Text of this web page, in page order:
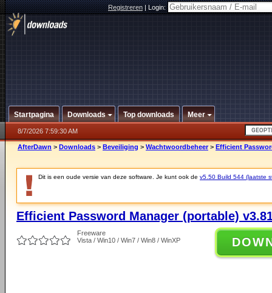
Registreren|Login:
Startpagina Downloads Top downloads Meer
8/7/2026 7:59:30 AM
AfterDawn > Downloads > Beveiliging > Wachtwoordbeheer > Efficient
Dit is een oude versie van deze software. Je kunt ook de v5.50 Build 544 (laatste
Efficient Password Manager (portable)
Freeware
Vista / Win10 / Win7 / Win8 / WinXP